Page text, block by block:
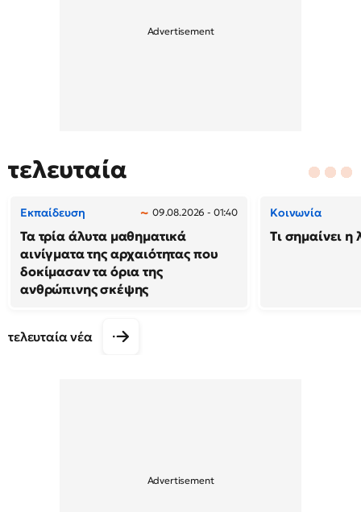
τελευταία
Εκπαίδευση 09.08.2026 - 01:40
Τα τρία άλυτα μαθηματικά
αινίγματα της αρχαιότητας που
δοκίμασαν τα όρια της
ανθρώπινης σκέψης
Κοινωνία
Τι σημαίνει η
τελευταία νέα